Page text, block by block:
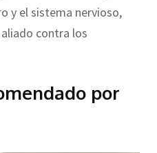
y el sistema nervioso,
contra los
por